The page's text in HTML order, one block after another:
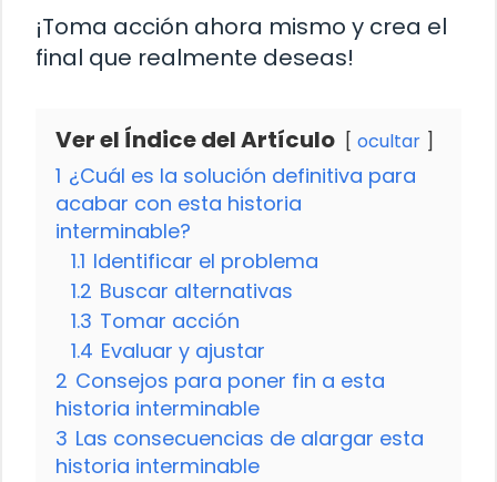
¡Toma acción ahora mismo y crea el
final que realmente deseas!
Ver el Índice del Artículo ocultar
1 ¿Cuál es la solución definitiva para
acabar con esta historia
interminable?
1.1 Identificar el problema
1.2 Buscar alternativas
1.3 Tomar acción
1.4 Evaluar y ajustar
2 Consejos para poner fin a esta
historia interminable
3 Las consecuencias de alargar esta
historia interminable